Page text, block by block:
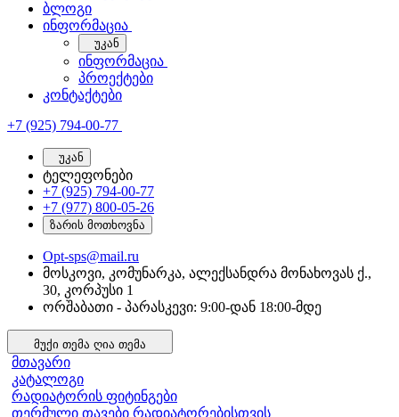
ბლოგი
ინფორმაცია
უკან
ინფორმაცია
პროექტები
კონტაქტები
+7 (925) 794-00-77
უკან
ტელეფონები
+7 (925) 794-00-77
+7 (977) 800-05-26
ზარის მოთხოვნა
Opt-sps@mail.ru
მოსკოვი, კომუნარკა, ალექსანდრა მონახოვას ქ.,
30, კორპუსი 1
ორშაბათი - პარასკევი: 9:00-დან 18:00-მდე
მუქი თემა ღია თემა
მთავარი
კატალოგი
რადიატორის ფიტინგები
თერმული თავები რადიატორებისთვის